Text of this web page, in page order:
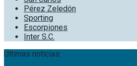
Pérez Zeledón
Sporting
Escorpiones
Inter S.C.
Últimas noticias: